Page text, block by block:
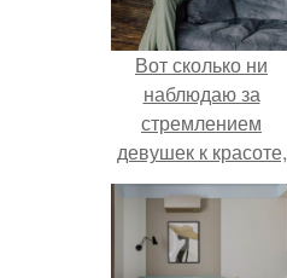
Вот сколько ни
наблюдаю за
стремлением
девушек к красоте,
прихожу к одному
выводу: все
зависит от
внутреннего